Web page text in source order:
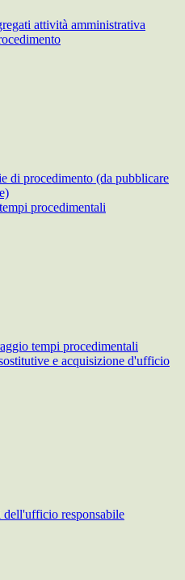
attività amministrativa
di procedimento (da pubblicare
procedimentali
tempi procedimentali
e acquisizione d'ufficio
dell'ufficio responsabile